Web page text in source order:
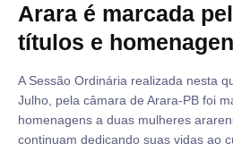
Arara é marcada
títulos e
A Sessão Ordinária realizada nesta
Julho, pela câmara de Arara-PB foi
homenagens a duas mulheres
continuam dedicando suas vidas ao